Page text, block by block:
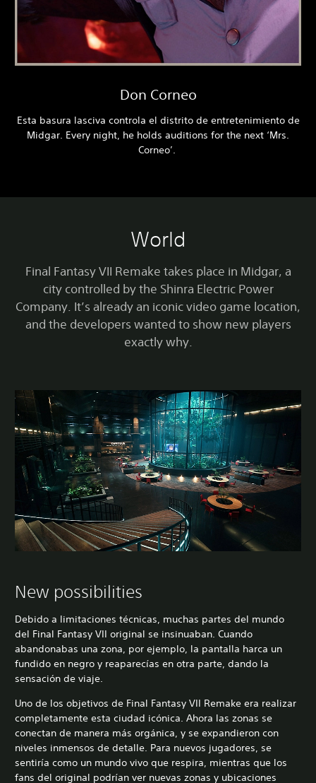
Don Corneo
Esta basura lasciva controla el distrito de entretenimiento de
Midgar. Every night, he holds auditions for the next ‘Mrs.
Corneo’.
World
Final Fantasy VII Remake takes place in Midgar, a
city controlled by the Shinra Electric Power
Company. It’s already an iconic video game location,
and the developers wanted to show new players
exactly why.
New possibilities
Debido a limitaciones técnicas, muchas partes del mundo
del Final Fantasy VII original se insinuaban. Cuando
abandonabas una zona, por ejemplo, la pantalla harca un
fundido en negro y reaparecías en otra parte, dando la
sensación de viaje.
Uno de los objetivos de Final Fantasy VII Remake era realizar
completamente esta ciudad icónica. Ahora las zonas se
conectan de manera más orgánica, y se expandieron con
niveles inmensos de detalle. Para nuevos jugadores, se
sentiría como un mundo vivo que respira, mientras que los
fans del original podrían ver nuevas zonas y ubicaciones